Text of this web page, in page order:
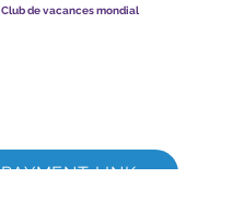
Club de vacances mondial
PAYMENT LINK